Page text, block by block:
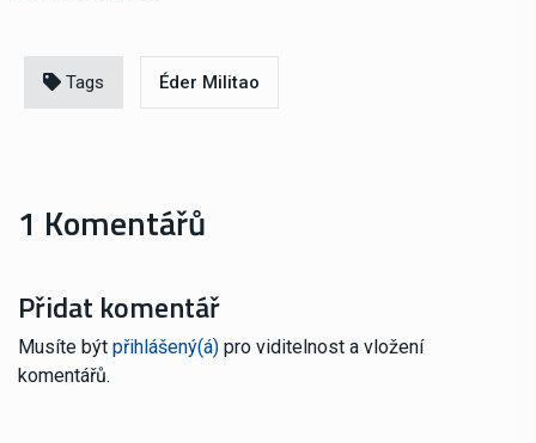
Tags Éder Militao
1 Komentářů
Přidat komentář
Musíte být přihlášený(á) pro viditelnost a vložení
komentářů.